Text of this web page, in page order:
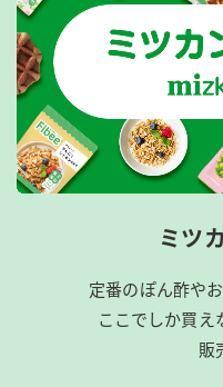
ミツ
定番のぽん酢や
ここでしか買え
販